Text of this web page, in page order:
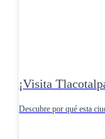
¡Visita
Descubre por qué esta